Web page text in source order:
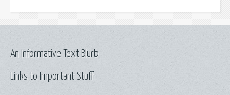
Links to Important Stuff
An Informative Text Blurb